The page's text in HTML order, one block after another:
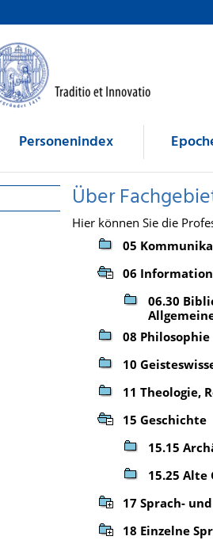
Personenindex
Über
Hier können Sie die
05
06
06.30
08 Philosophie
10
11 Theologie,
15 Geschichte
15.15
15.25 Alte
17 Sprach-
18 Einzelne